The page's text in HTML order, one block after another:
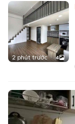
2 phút trước 4